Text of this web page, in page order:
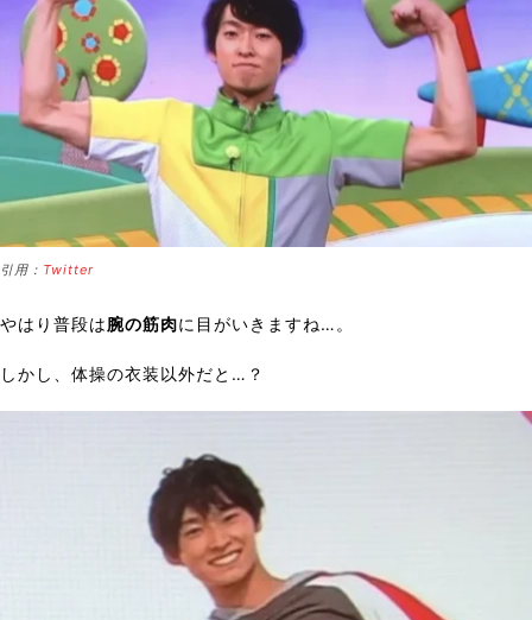
引用： Twitter
やはり普段は腕の筋肉に目がいきますね…。
しかし、体操の衣装以外だと…？